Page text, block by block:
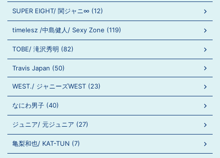
SUPER EIGHT/ 関ジャニ∞ (12)
timelesz /中島健人/ Sexy Zone (119)
TOBE/ 滝沢秀明 (82)
Travis Japan (50)
WEST./ ジャニーズWEST (23)
なにわ男子 (40)
ジュニア/ 元ジュニア (27)
亀梨和也/ KAT-TUN (7)